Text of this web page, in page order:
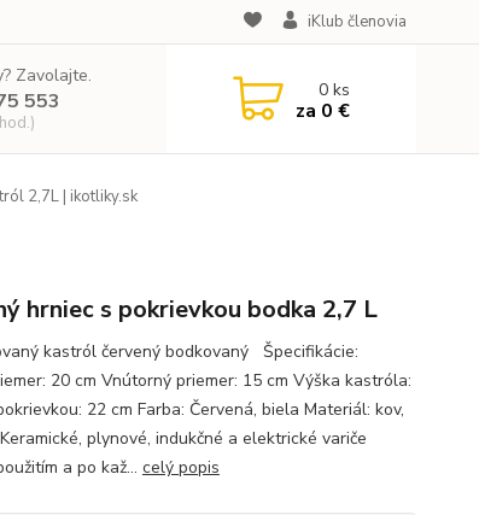
iKlub členovia
Zavolajte.
553 0ks
za 0 €
2,7L | ikotliky.sk
hrniec s pokrievkou bodka 2,7 L
kastról červený bodkovaný Špecifikácie:
20 cm Vnútorný priemer: 15 cm Výška kastróla:
22 cm Farba: Červená, biela Materiál: kov,
plynové, indukčné a elektrické variče
a po kaž... celý popis